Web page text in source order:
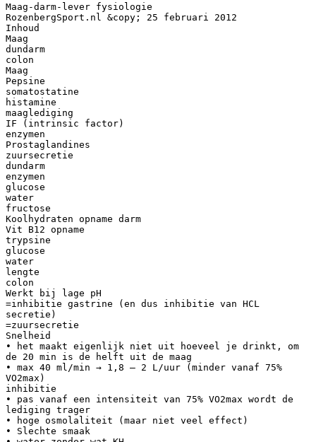
Maag-darm-lever fysiologie
RozenbergSport.nl &copy; 25 februari 2012
Inhoud
Maag
dundarm
colon
Maag
Pepsine
somatostatine
histamine
maaglediging
IF (intrinsic factor)
enzymen
Prostaglandines
zuursecretie
dundarm
enzymen
glucose
water
fructose
Koolhydraten opname darm
Vit B12 opname
trypsine
glucose
water
lengte
colon
Werkt bij lage pH
=inhibitie gastrine (en dus inhibitie van HCL
secretie)
=zuursecretie
Snelheid
• het maakt eigenlijk niet uit hoeveel je drinkt, om
de 20 min is de helft uit de maag
• max 40 ml/min → 1,8 – 2 L/uur (minder vanaf 75%
VO2max)
inhibitie
• pas vanaf een intensiteit van 75% VO2max wordt de
lediging trager
• hoge osmolaliteit (maar niet veel effect)
• Slechte smaak